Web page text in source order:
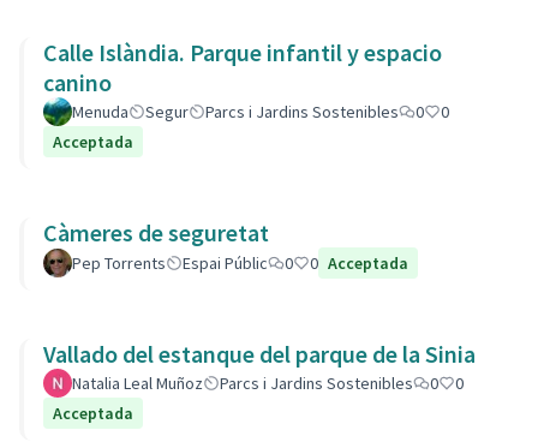
Calle Islàndia. Parque infantil y espacio
canino
Menuda Segur Parcs i Jardins Sostenibles 0
0
Acceptada
Càmeres de seguretat
Pep Torrents Espai Públic 0 0 Acceptada
Vallado del estanque del parque de la Sinia
Natalia Leal Muñoz Parcs i Jardins Sostenibles 0
0
Acceptada